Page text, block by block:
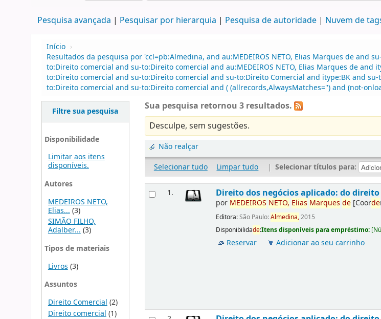
Pesquisa avançada Pesquisar por hierarquia Pesquisa de autoridade Nuvem de
Início ›
Resultados da pesquisa por 'ccl=pb:Almedina, and au:MEDEIROS NETO, Elias Marques de and
to:Direito comercial and su-to:Direito comercial and au:MEDEIROS NETO, Elias Marques de
to:Direito comercial and su-to:Direito comercial and su-to:Direito Comercial and itype:BK and
to:Direito comercial and su-to:Direito comercial and ( (allrecords,AlwaysMatches='') and (not-
Filtre sua pesquisa
Disponibilidade
Limitar aos itens
disponíveis.
Autores
MEDEIROS NETO,
Elias... (3)
SIMÃO FILHO,
Adalber...(3)
Tipos de materiais
Livros (3)
Assuntos
Direito Comercial (2)
Direito comercial (1)
Sua pesquisa retornou 3 resultados.
Desculpe, sem sugestões.
Não realçar
Selecionar tudo
Limpar tudo | Selecionar títulos para:
1. Direito dos negócios aplicado: do
por MEDEIROS NETO, Elias Marques de [Coorde
Editora:São Paulo:Almedina,2015
Disponibilidade:Itens disponíveis para empréstimo: [
Reservar Adicionar ao seu carrinho